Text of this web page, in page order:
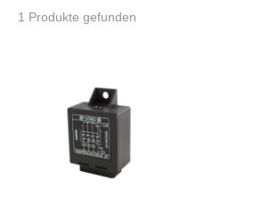
1 Produkte gefunden